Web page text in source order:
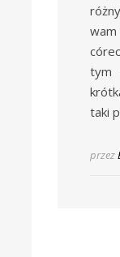
tym
taki
przez